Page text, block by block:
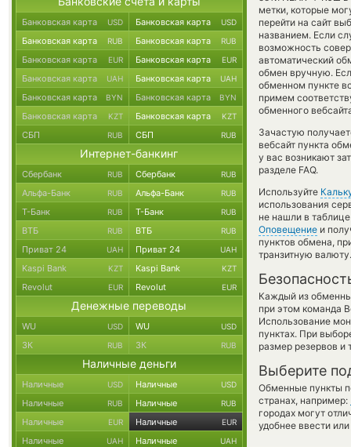
метки, которые
перейти на сайт
названием. Если
возможность
автоматический
обмен вручную.
обменном пункте
примем
обменного
Зачастую
вебсайт пункта
у вас возникают
разделе FAQ.
Используйте
использования
не нашли в
Оповещение и
пунктов обмена,
транзитную валюту.
Каждый из
при этом команда
Использование
пунктах. При
размер резервов и
Выберите
Обменные пункты
странах, например:
городах могут
удобнее ввести
Банковская карта USD Банковская карта USD
Банковская карта RUB Банковская карта RUB
Банковская карта EUR Банковская карта EUR
Банковская карта UAH Банковская карта UAH
Банковская карта BYN Банковская карта BYN
Банковская карта KZT Банковская карта KZT
СБП RUB СБП RUB
Интернет-банкинг
Сбербанк RUB Сбербанк RUB
Альфа-Банк RUB Альфа-Банк RUB
Т-Банк RUB Т-Банк RUB
ВТБ RUB ВТБ RUB
Приват 24 UAH Приват 24 UAH
Kaspi Bank KZT Kaspi Bank KZT
Revolut EUR Revolut EUR
Денежные переводы
WU USD WU USD
ЗК RUB ЗК RUB
Наличные деньги
Наличные USD Наличные USD
Наличные RUB Наличные RUB
Наличные EUR Наличные EUR
Наличные UAH Наличные UAH